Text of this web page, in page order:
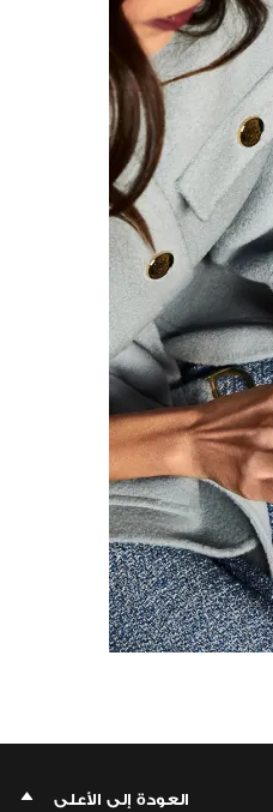
العودة إلى الأعلى